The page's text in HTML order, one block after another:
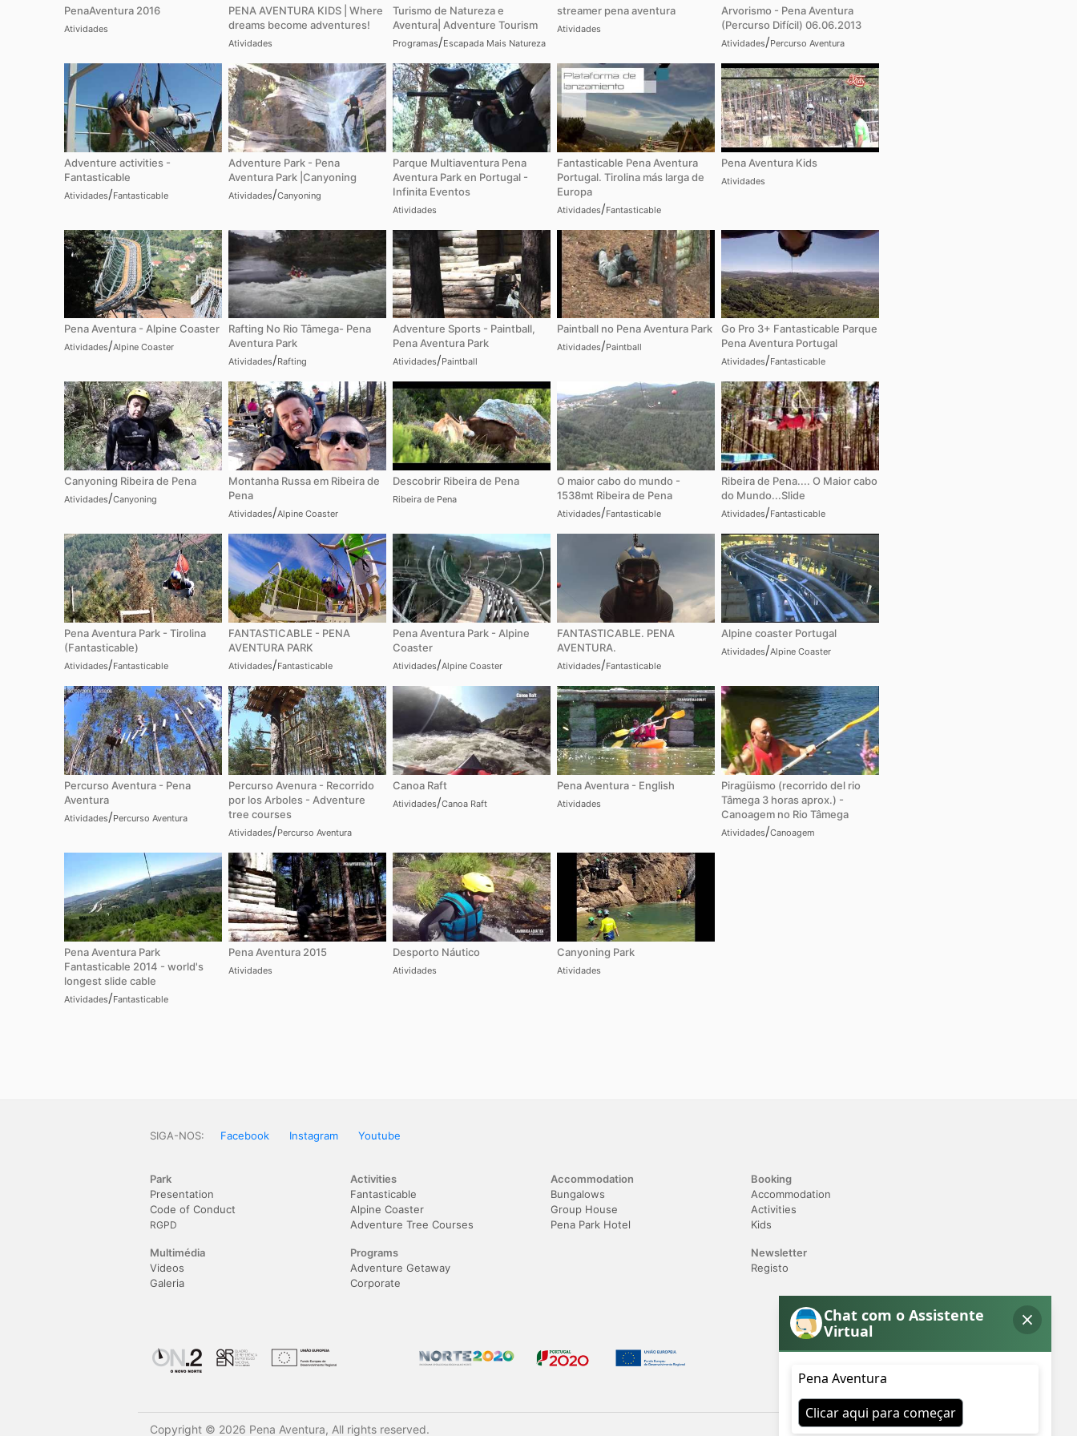
PenaAventura 2016
Atividades
PENA AVENTURA KIDS | Where
dreams become adventures!
Atividades
Turismo de Natureza e
Aventura| Adventure Tourism
Programas/Escapada Mais Natureza
streamer pena aventura
Atividades
Arvorismo - Pena Aventura
(Percurso Difícil) 06.06.2013
Atividades/Percurso Aventura
Adventure activities -
Fantasticable
Atividades/Fantasticable
Adventure Park - Pena
Aventura Park |Canyoning
Atividades/Canyoning
Parque Multiaventura Pena
Aventura Park en Portugal -
Infinita Eventos
Atividades
Fantasticable Pena Aventura
Portugal. Tirolina más larga de
Europa
Atividades/Fantasticable
Pena Aventura Kids
Atividades
Pena Aventura - Alpine Coaster
Atividades/Alpine Coaster
Rafting No Rio Tâmega- Pena
Aventura Park
Atividades/Rafting
Adventure Sports - Paintball,
Pena Aventura Park
Atividades/Paintball
Paintball no Pena Aventura Park
Atividades/Paintball
Go Pro 3+ Fantasticable Parque
Pena Aventura Portugal
Atividades/Fantasticable
Canyoning Ribeira de Pena
Atividades/Canyoning
Montanha Russa em Ribeira de
Pena
Atividades/Alpine Coaster
Descobrir Ribeira de Pena
Ribeira de Pena
O maior cabo do mundo -
1538mt Ribeira de Pena
Atividades/Fantasticable
Ribeira de Pena.... O Maior cabo
do Mundo...Slide
Atividades/Fantasticable
Pena Aventura Park - Tirolina
(Fantasticable)
Atividades/Fantasticable
FANTASTICABLE - PENA
AVENTURA PARK
Atividades/Fantasticable
Pena Aventura Park - Alpine
Coaster
Atividades/Alpine Coaster
FANTASTICABLE. PENA
AVENTURA.
Atividades/Fantasticable
Alpine coaster Portugal
Atividades/Alpine Coaster
Percurso Aventura - Pena
Aventura
Atividades/Percurso Aventura
Percurso Avenura - Recorrido
por los Arboles - Adventure
tree courses
Atividades/Percurso Aventura
Canoa Raft
Atividades/Canoa Raft
Pena Aventura - English
Atividades
Piragüismo (recorrido del rio
Tâmega 3 horas aprox.) -
Canoagem no Rio Tâmega
Atividades/Canoagem
Pena Aventura Park
Fantasticable 2014 - world's
longest slide cable
Atividades/Fantasticable
Pena Aventura 2015
Atividades
Desporto Náutico
Atividades
Canyoning Park
Atividades
SIGA-NOS: Facebook Instagram Youtube
Park
Presentation
Code of Conduct
RGPD
Multimédia
Videos
Galeria
Activities
Fantasticable
Alpine Coaster
Adventure Tree Courses
Programs
Adventure Getaway
Corporate
Accommodation
Bungalows
Group House
Pena Park Hotel
Booking
Accommodation
Activities
Kids
Newsletter
Registo
Copyright © 2026 Pena Aventura, All rights reserved.